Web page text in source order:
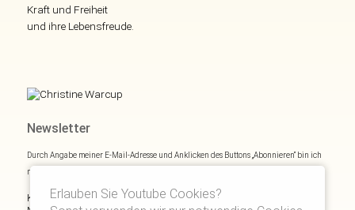
Kraft und Freiheit
und ihre Lebensfreude.
Newsletter
Durch Angabe meiner E-Mail-Adresse und Anklicken des Buttons „Abonnieren“ bin ich
mich mit
Kostenloses E- und Audiobook & monatliche Inspirationen via
Erlauben Sie Youtube Cookies?